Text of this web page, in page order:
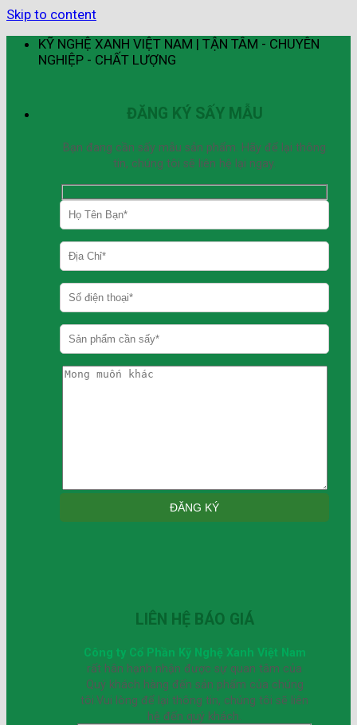
Skip to content
KỸ NGHỆ XANH VIỆT NAM | TẬN TÂM - CHUYÊN
NGHIỆP - CHẤT LƯỢNG
ĐĂNG KÝ SẤY MẪU
Bạn đang cần sấy mẫu sản phẩm. Hãy để lại thông
tin, chúng tôi sẽ liên hệ lại ngay.
LIÊN HỆ BÁO GIÁ
Công ty Cổ Phần Kỹ Nghệ Xanh Việt Nam
rất hân hạnh nhận được sự quan tâm của
Quý khách hàng đến sản phẩm của chúng
tôi.Vui lòng để lại thông tin, chúng tôi sẽ liên
hệ đến quý khách.